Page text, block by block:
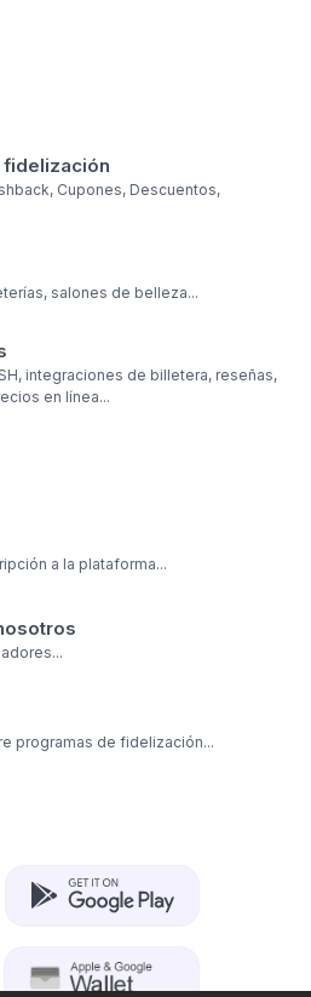
fidelización
Cupones, Descuentos,
salones de belleza...
integraciones de billetera, reseñas,
en línea...
a la plataforma...
programas de fidelización...